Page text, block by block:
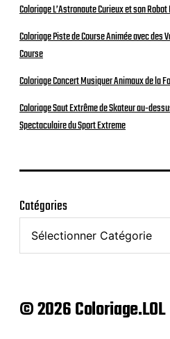
Coloriage L’Astronaute Curieux et son
Coloriage Piste de Course Animée avec des
Course
Coloriage Concert Musiquer Animaux de la
Coloriage Saut Extrême de Skateur au-
Spectaculaire du Sport Extreme
Catégories
© 2026 Coloriage.LOL